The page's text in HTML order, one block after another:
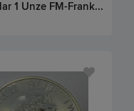
AUSTRALIEN. Koala 2022, 1 Dollar 1 Unze FM-Frankfurt, Feinsilber: 31,1g